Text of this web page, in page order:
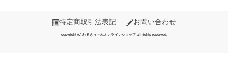
特定商取引法表記 お問い合わせ
copyright (c) わるきゅ～れオンラインショップ all rights reserved.